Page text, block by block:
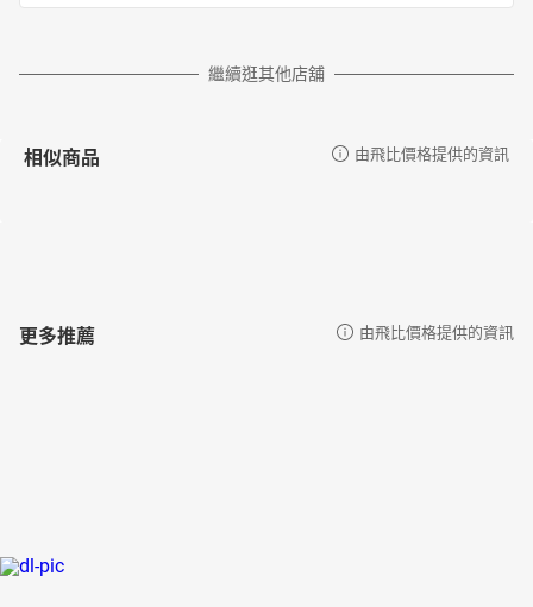
繼續逛其他店舖
相似商品 由飛比價格提供的資訊
更多推薦 由飛比價格提供的資訊